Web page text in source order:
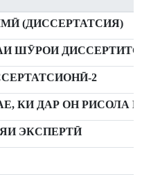
(ДИССЕРТАТСИЯ)
ШӮРОИ
2
КИ ДАР ОН РИСОЛА
ЭКСПЕРТӢ